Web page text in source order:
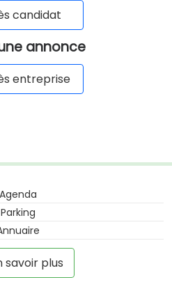
candidat
annonce
entreprise
Agenda
Parking
savoir plus